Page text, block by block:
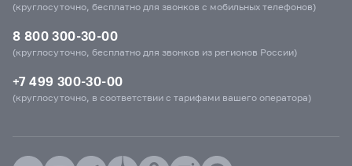
(круглосуточно, бесплатно для звонков с мобильных телефонов)
8 800 300-30-00
(круглосуточно, бесплатно для звонков из регионов России)
+7 499 300-30-00
(круглосуточно, в соответствии с тарифами вашего оператора)